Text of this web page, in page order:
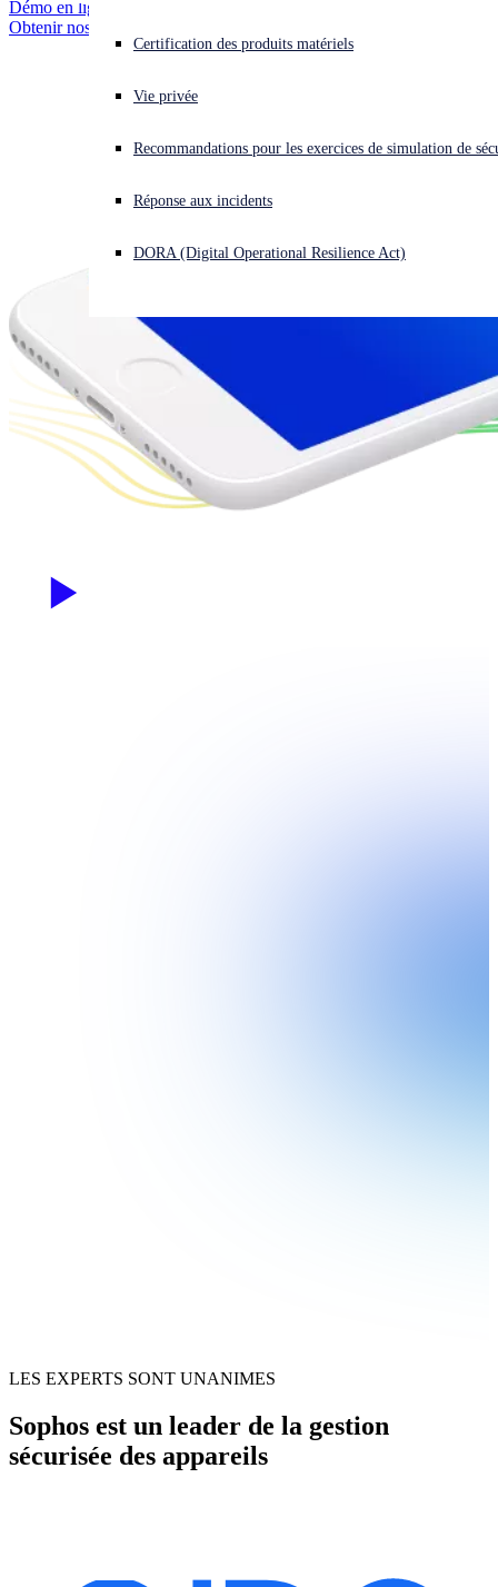
Vous subissez une cyberattaque ? Obtenez une aide immédiate.
Open language switcher
Certification des produits matériels
Vie privée
Recommandations pour les exercices de simulation de
Réponse aux incidents
DORA (Digital Operational Resilience Act)
Essai gratuit
Comment acheter
Démo en ligne
Obtenir nos prix
LES EXPERTS SONT UNANIMES
Sophos est un leader de la gestion
sécurisée des appareils